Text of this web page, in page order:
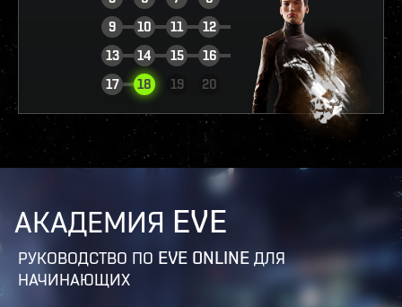
9
10 11
12
13
14 15
16
17
18 19 20
ПОСМОТРЕТЬ ОТЧЁТ
АКАДЕМИЯ EVE
РУКОВОДСТВО ПО EVE ONLINE ДЛЯ
НАЧИНАЮЩИХ